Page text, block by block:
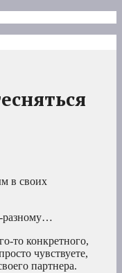
в своих
разному…
то конкретного,
чувствуете,
партнера.